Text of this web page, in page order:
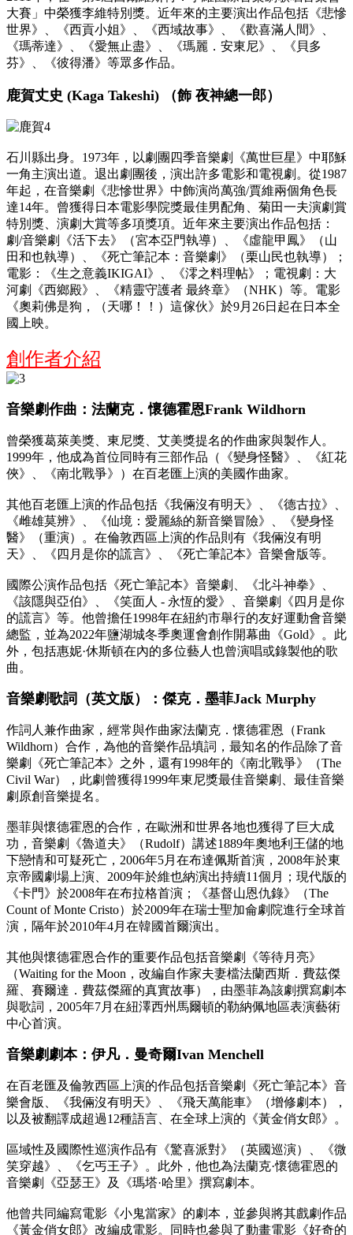
大賽」中榮獲李維特別獎。近年來的主要演出作品包括《悲慘
世界》、《西貢小姐》、《西域故事》、《歡喜滿人間》、
《瑪蒂達》、《愛無止盡》、《瑪麗 ． 安東尼》、《貝多
芬》、《彼得潘》等眾多作品。
鹿賀丈史 (Kaga Takeshi) （飾 夜神總一郎）
石川縣出身。1973年，以劇團四季音樂劇《萬世巨星》中耶穌
一角主演出道。退出劇團後，演出許多電影和電視劇。從1987
年起，在音樂劇《悲慘世界》中飾演尚萬強/賈維兩個角色長
達14年。曾獲得日本電影學院獎最佳男配角、菊田一夫演劇賞
特別獎、演劇大賞等多項獎項。近年來主要演出作品包括：
劇/音樂劇
《活下去》（宮本亞門執導）、《虛龍甲鳳》（山
田和也執導）、《死亡筆記本：音樂劇》（栗山民也執導）
；
電影 ： 《生之意義IKIGAI》、《澪之料理帖》 ； 電視劇 ： 大
河劇《西鄉殿》、《精靈守護者 最終章》（NHK）等。電影
《奧莉佛是狗，（天哪！！）這傢伙》於9月26日起在日本全
國上映。
創作者介紹
音樂劇作曲：法蘭克．懷德霍恩Frank Wildhorn
曾榮獲葛萊美獎、東尼獎、艾美獎提名的作曲家與製作人。
1999年，他成為首位同時有三部作品（《變身怪醫》、《紅花
俠》、《南北戰爭》）在百老匯上演的美國作曲家。
其他百老匯上演的作品包括《我倆沒有明天》、《德古拉》、
《雌雄莫辨》、《仙境：愛麗絲的新音樂冒險》、《變身怪
醫》（重演）。在倫敦西區上演的作品則有《我倆沒有明
天》、《四月是你的謊言》、《死亡筆記本》音樂會版等。
國際公演作品包括《死亡筆記本》音樂劇、《北斗神拳》、
《該隱與亞伯》、《笑面人 - 永恆的愛》、音樂劇《四月是你
的謊言》等。 他曾擔任1998年在紐約市舉行的友好運動會音樂
總監，並為2022年鹽湖城冬季奧運會創作開幕曲《Gold》。此
外，包括惠妮·休斯頓在內的多位藝人也曾演唱或錄製他的歌
曲。
音樂劇歌詞（英文版）：傑克．墨菲Jack Murphy
作詞人兼作曲家，經常與作曲家法蘭克．懷德霍恩（Frank
Wildhorn）合作，為他的音樂作品填詞，最知名的作品除了音
樂劇《死亡筆記本》之外，還有1998年的《南北戰爭》（The
Civil War），此劇曾獲得1999年東尼獎最佳音樂劇、最佳音樂
劇原創音樂提名。
墨菲與懷德霍恩的合作，在歐洲和世界各地也獲得了巨大成
功，音樂劇《魯道夫》（Rudolf）講述1889年奧地利王儲的地
下戀情和可疑死亡，2006年5月在布達佩斯首演，2008年於東
京帝國劇場上演、2009年於維也納演出持續11個月；現代版的
《卡門》於2008年在布拉格首演；《基督山恩仇錄》（The
Count of Monte Cristo）於2009年在瑞士聖加侖劇院進行全球首
演，隔年於2010年4月在韓國首爾演出。
其他與懷德霍恩合作的重要作品包括音樂劇《等待月亮》
（Waiting for the Moon，改編自作家夫妻檔法蘭西斯．費茲傑
羅、賽爾達．費茲傑羅的真實故事），由墨菲為該劇撰寫劇本
與歌詞，2005年7月在紐澤西州馬爾頓的勒納佩地區表演藝術
中心首演。
音樂劇劇本：伊凡．曼奇爾Ivan Menchell
在百老匯及倫敦西區上演的作品包括音樂劇《死亡筆記本》音
樂會版、《我倆沒有明天》、《飛天萬能車》（增修劇本），
以及被翻譯成超過12種語言、在全球上演的《黃金俏女郎》。
區域性及國際性巡演作品有《驚喜派對》（英國巡演）、《微
笑穿越》、《乞丐王子》。此外，他也為法蘭克·懷德霍恩的
音樂劇《亞瑟王》及《瑪塔·哈里》撰寫劇本。
他曾共同編寫電影《小鬼當家》的劇本，並參與將其戲劇作品
《黃金俏女郎》改編成電影。同時也參與了動畫電影《好奇的